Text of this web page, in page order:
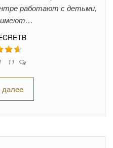
работают с детьми,
имеют…
11
далее